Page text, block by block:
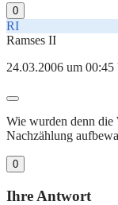
0
RI
Ramses II
24.03.2006 um 00:45
Wie wurden denn die
Nachzählung
0
Ihre Antwort